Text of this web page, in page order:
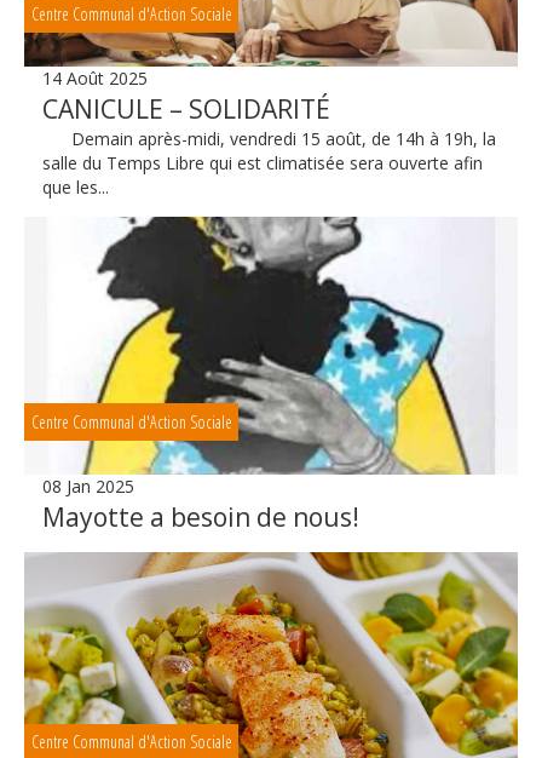
Centre Communal d'Action Sociale
14 Août 2025
CANICULE – SOLIDARITÉ
Demain après-midi, vendredi 15 août, de 14h à 19h, la
salle du Temps Libre qui est climatisée sera ouverte afin
que les...
Centre Communal d'Action Sociale
08 Jan 2025
Mayotte a besoin de nous!
Centre Communal d'Action Sociale